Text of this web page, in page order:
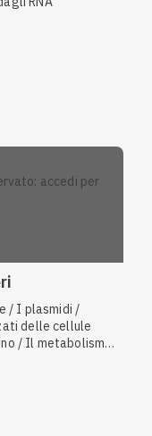
/ I plasmidi /
delle cellule
/ Il metabolismo